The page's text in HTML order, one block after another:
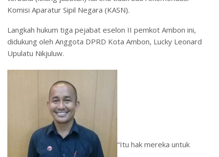
Komisi Aparatur Sipil Negara (KASN).
Langkah hukum tiga pejabat eselon II pemkot Ambon ini,
didukung oleh Anggota DPRD Kota Ambon, Lucky Leonard
Upulatu Nikjuluw.
“Itu hak mereka untuk